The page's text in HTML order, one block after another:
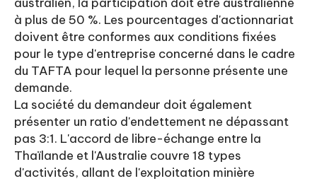
à plus de 50 %. Les pourcentages d'actionnariat
doivent être conformes aux conditions fixées
pour le type d'entreprise concerné dans le cadre
du TAFTA pour lequel la personne présente une
demande.
La société du demandeur doit également
présenter un ratio d'endettement ne dépassant
pas 3:1. L'accord de libre-échange entre la
Thaïlande et l'Australie couvre 18 types
d'activités, allant de l'exploitation minière